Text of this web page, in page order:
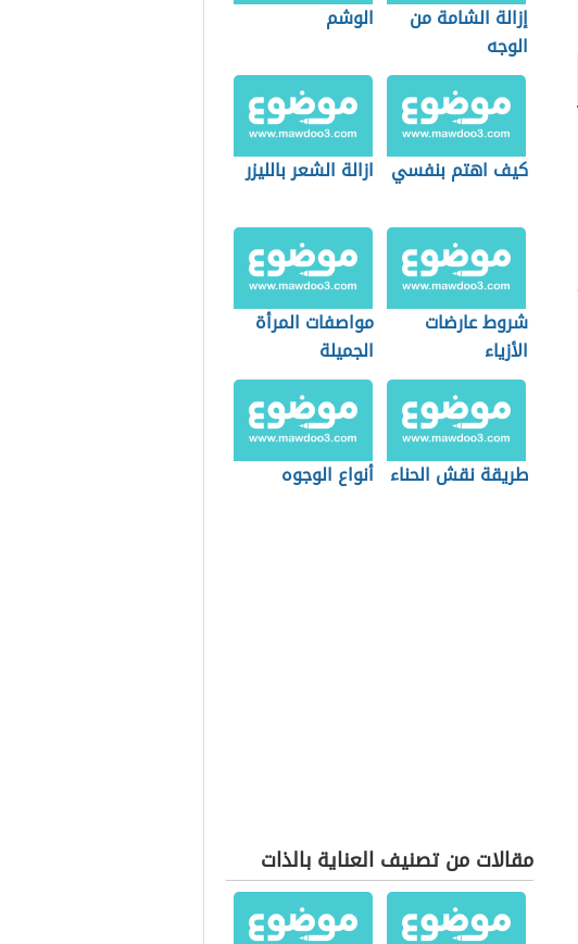
إزالة الشامة من
الوجه
الوشم
كيف اهتم بنفسي ازالة الشعر بالليزر
شروط عارضات
الأزياء
مواصفات المرأة
الجميلة
طريقة نقش الحناء أنواع الوجوه
مقالات من تصنيف العناية بالذات